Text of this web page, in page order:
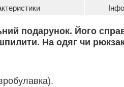
подарунок. Його
На одяг чи